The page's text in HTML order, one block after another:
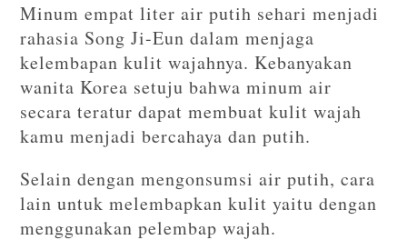
Minum empat liter air putih sehari menjadi
rahasia Song Ji-Eun dalam menjaga
kelembapan kulit wajahnya. Kebanyakan
wanita Korea setuju bahwa minum air
secara teratur dapat membuat kulit wajah
kamu menjadi bercahaya dan putih.
Selain dengan mengonsumsi air putih, cara
lain untuk melembapkan kulit yaitu dengan
menggunakan pelembap wajah.